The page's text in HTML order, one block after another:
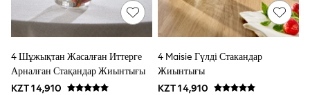
Skirts
Shirts
Cardigans
Coats & Jackets
Underwear
4 Шұжықтан Жасалған Иттерге
Арналған Стақандар Жиынтығы
KZT 14,910
4 Maisie Гүлді Стакандар
Жиынтығы
KZT 14,910